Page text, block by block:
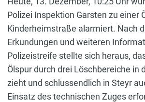
Polizei Inspektion Garsten zu einer
Kinderheimstraße alarmiert. Nach
Erkundungen und weiteren
Polizeistreife stellte sich heraus,
Ölspur durch drei Löschbereiche in
zieht und schlussendlich in Steyr
Einsatz des technischen Zuges